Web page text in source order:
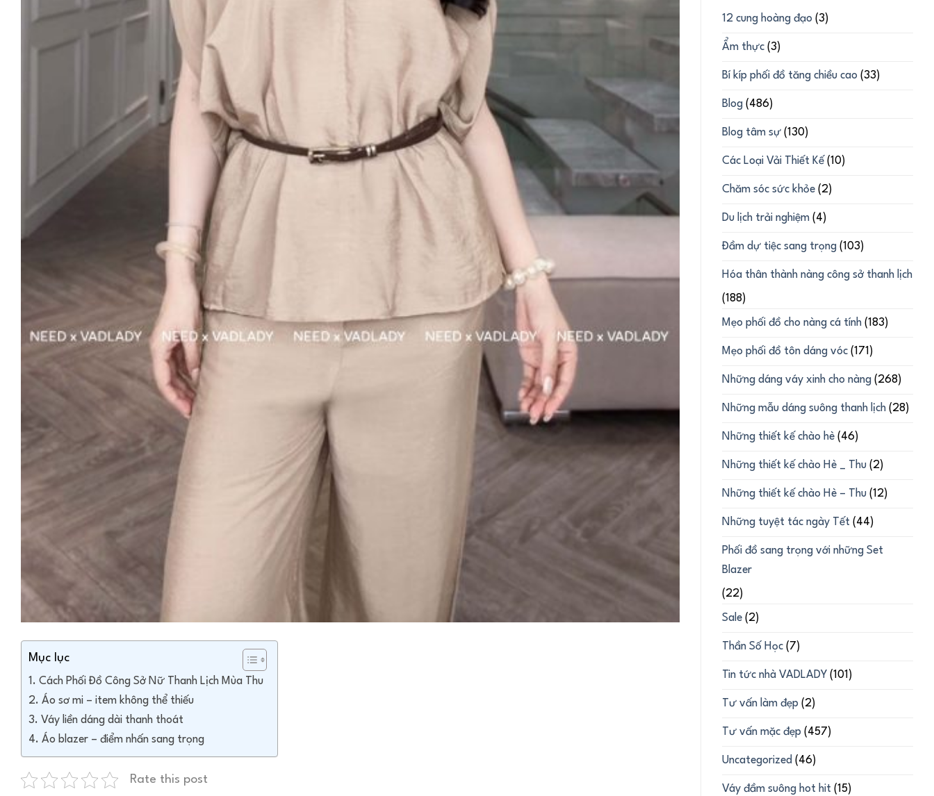
Mục lục
Cách Phối Đồ Công Sở Nữ Thanh Lịch Mùa Thu
Áo sơ mi – item không thể thiếu
Váy liền dáng dài thanh thoát
Áo blazer – điểm nhấn sang trọng
Rate this post
12 cung hoàng đạo (3)
Ẩm thực (3)
Bí kíp phối đồ tăng chiều cao (33)
Blog (486)
Blog tâm sự (130)
Các Loại Vải Thiết Kế (10)
Chăm sóc sức khỏe (2)
Du lịch trải nghiệm (4)
Đầm dự tiệc sang trọng (103)
Hóa thân thành nàng công sở thanh lịch
(188)
Mẹo phối đồ cho nàng cá tính (183)
Mẹo phối đồ tôn dáng vóc (171)
Những dáng váy xinh cho nàng (268)
Những mẫu dáng suông thanh lịch (28)
Những thiết kế chào hè (46)
Những thiết kế chào Hè _ Thu (2)
Những thiết kế chào Hè – Thu (12)
Những tuyệt tác ngày Tết (44)
Phối đồ sang trọng với những Set
Blazer
(22)
Sale (2)
Thần Số Học (7)
Tin tức nhà VADLADY (101)
Tư vấn làm đẹp (2)
Tư vấn mặc đẹp (457)
Uncategorized (46)
Váy đầm suông hot hit (15)